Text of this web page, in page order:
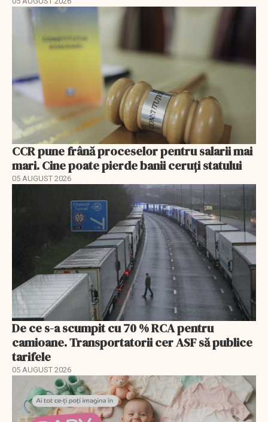
CCR pune frână proceselor pentru salarii mai
mari. Cine poate pierde banii ceruți statului
05 AUGUST 2026
De ce s-a scumpit cu 70 % RCA pentru
camioane. Transportatorii cer ASF să publice
tarifele
05 AUGUST 2026